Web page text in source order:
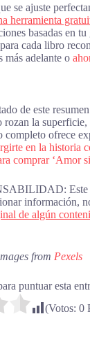
se ajuste
herramienta
basadas en
cada libro
más adelante o
de este
rozan la
ofrece
en la historia
comprar ‘Amor
Este
información,
de algún
from Pexels
puntuar esta
(Votos: 0